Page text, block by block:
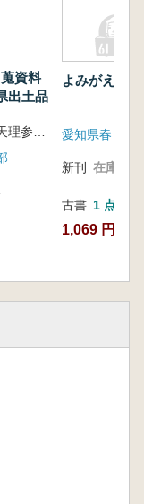
資料
出土品
よみがえる
新刊 在庫なし
古書 1 点
1,069 円